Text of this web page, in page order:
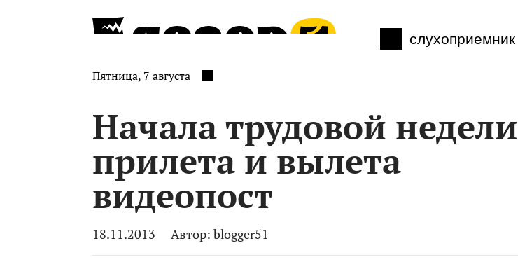
слухоприемник
Пятница, 7 августа
Начала трудовой недели
прилета и вылета
видеопост
18.11.2013 Автор: blogger51